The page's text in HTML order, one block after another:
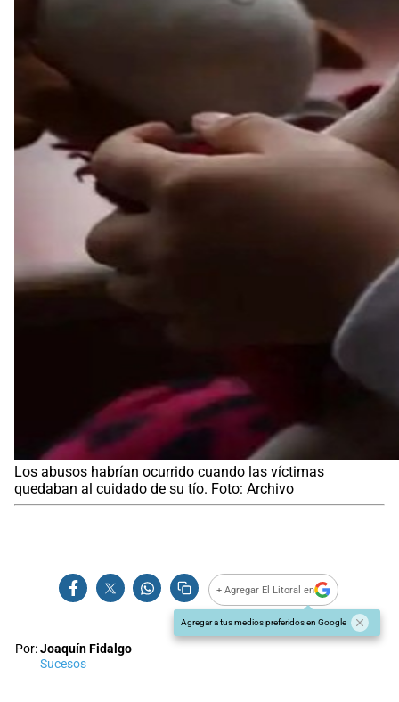
Los abusos habrían ocurrido cuando las víctimas
quedaban al cuidado de su tío. Foto: Archivo
+ Agregar El Litoral en
Agregar a tus medios preferidos en Google
Por:Joaquín Fidalgo
Sucesos